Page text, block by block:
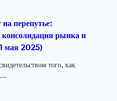
перепутье:
рынка и
мая 2025)
того, как